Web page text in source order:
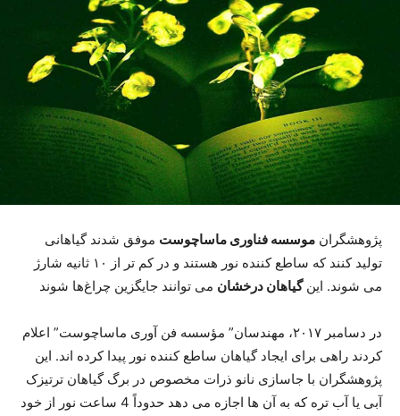
پژوهشگران موسسه فناوری ماساچوست موفق شدند گیاهانی
تولید کنند که ساطع کننده نور هستند و در کم تر از ۱۰ ثانیه شارژ
می شوند. اینگیاهان درخشان می توانند جایگزین چراغ‌ها شوند
در دسامبر ۲۰۱۷، مهندسان” مؤسسه فن آوری ماساچوست” اعلام
کردند راهی برای ایجاد گیاهان ساطع کننده نور پیدا کرده اند. این
پژوهشگران با جاسازی نانو ذرات مخصوص در برگ گیاهان ترتیزک
آبی یا آب تره که به آن ها اجازه می دهد حدوداً 4 ساعت نور از خود